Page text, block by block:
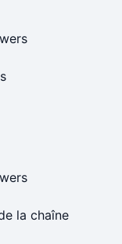
la chaîne